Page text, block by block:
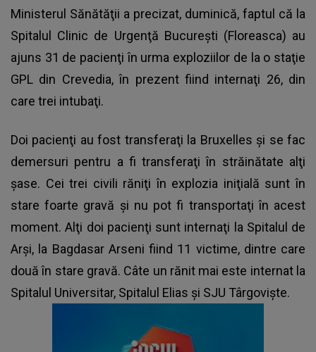
Ministerul Sănătăţii a precizat, duminică, faptul că la
Spitalul Clinic de Urgenţă Bucureşti (Floreasca) au
ajuns 31 de pacienţi în urma exploziilor de la o staţie
GPL din Crevedia, în prezent fiind internaţi 26, din
care trei intubaţi.
Doi pacienţi au fost transferaţi la Bruxelles şi se fac
demersuri pentru a fi transferaţi în străinătate alţi
şase. Cei trei civili răniţi în explozia iniţială sunt în
stare foarte gravă şi nu pot fi transportaţi în acest
moment. Alţi doi pacienţi sunt internaţi la Spitalul de
Arşi, la Bagdasar Arseni fiind 11 victime, dintre care
două în stare gravă. Câte un rănit mai este internat la
Spitalul Universitar, Spitalul Elias şi SJU Târgovişte.